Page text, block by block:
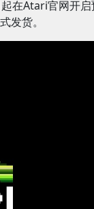
在Atari官网开启
发货。